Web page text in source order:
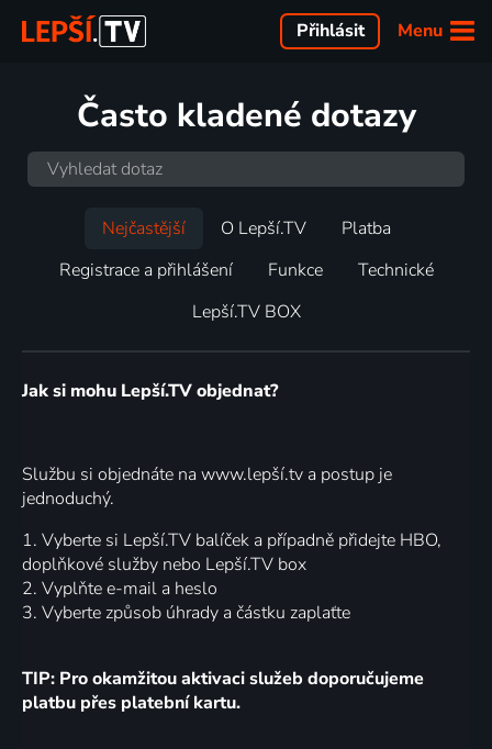
Menu
Přihlásit
Často kladené dotazy
Nejčastější O Lepší.TV
Platba
Registrace a přihlášení
Funkce
Technické
Lepší.TV BOX
Jak si mohu Lepší.TV objednat?
Službu si objednáte na www.lepší.tv a postup je
jednoduchý.
1. Vyberte si Lepší.TV balíček a případně přidejte HBO,
doplňkové služby nebo Lepší.TV box
2. Vyplňte e-mail a heslo
3. Vyberte způsob úhrady a částku zaplaťte
TIP: Pro okamžitou aktivaci služeb doporučujeme
platbu přes platební kartu.